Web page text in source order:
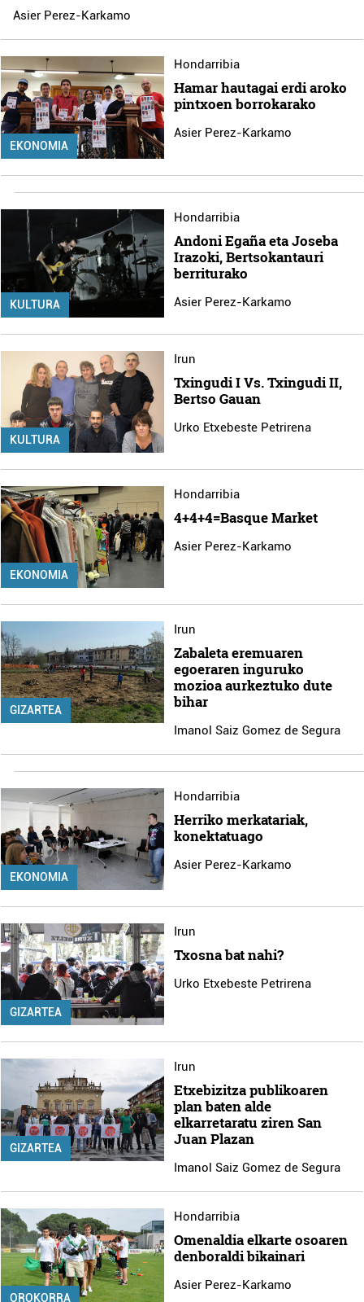
Asier Perez-Karkamo
EKONOMIA
Hondarribia
Hamar hautagai erdi aroko
pintxoen borrokarako
Asier Perez-Karkamo
KULTURA
Hondarribia
Andoni Egaña eta Joseba
Irazoki, Bertsokantauri
berriturako
Asier Perez-Karkamo
KULTURA
Irun
Txingudi I Vs. Txingudi II,
Bertso Gauan
Urko Etxebeste Petrirena
EKONOMIA
Hondarribia
4+4+4=Basque Market
Asier Perez-Karkamo
GIZARTEA
Irun
Zabaleta eremuaren
egoeraren inguruko
mozioa aurkeztuko dute
bihar
Imanol Saiz Gomez de Segura
EKONOMIA
Hondarribia
Herriko merkatariak,
konektatuago
Asier Perez-Karkamo
GIZARTEA
Irun
Txosna bat nahi?
Urko Etxebeste Petrirena
GIZARTEA
Irun
Etxebizitza publikoaren
plan baten alde
elkarretaratu ziren San
Juan Plazan
Imanol Saiz Gomez de Segura
OROKORRA
Hondarribia
Omenaldia elkarte osoaren
denboraldi bikainari
Asier Perez-Karkamo